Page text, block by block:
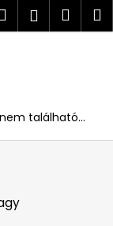
Keresés
található...